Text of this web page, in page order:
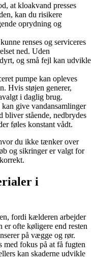
at kloakvand presses
kan du risikere
oprydning og
renses og serviceres
ned. Uden
og små fejl kan udvikle
pumpe kan opleves
Hvis støjen generer,
i daglig brug.
give vandansamlinger
stående, nedbrydes
føles konstant vådt.
du ikke tænker over
og sikringer er valgt for
i
fordi kælderen arbejder
er ofte køligere end resten
på vægge og rør.
fokus på at få fugten
kan skaderne udvikle